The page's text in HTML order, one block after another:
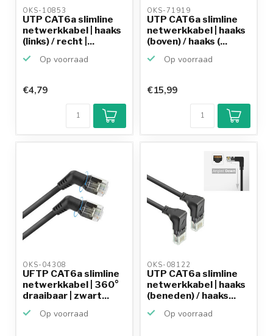
OKS-10853
UTP CAT6a slimline
netwerkkabel | haaks
(links) / recht |...
Op voorraad
€4,79
OKS-71919
UTP CAT6a slimline
netwerkkabel | haaks
(boven) / haaks (...
Op voorraad
€15,99
OKS-04308
UFTP CAT6a slimline
netwerkkabel | 360°
draaibaar | zwart...
Op voorraad
OKS-08122
UTP CAT6a slimline
netwerkkabel | haaks
(beneden) / haaks...
Op voorraad